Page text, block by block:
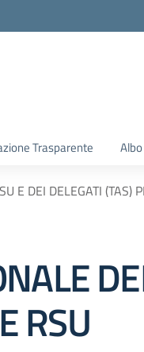
Trasparente
E DEI DELEGATI (TAS)
RSU